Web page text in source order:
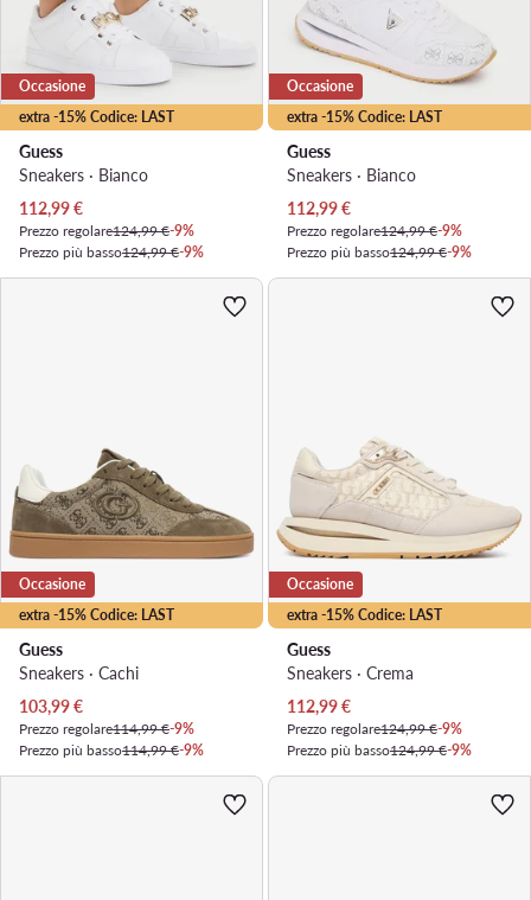
extra -15% Codice: LAST
Occasione
Guess
Sneakers · Bianco
Prezzo attuale
112,99€
Prezzo regolare124,99 €-9%
Prezzo più basso124,99 €-9%
extra -15% Codice: LAST
Occasione
Guess
Sneakers · Bianco
Prezzo attuale
112,99€
Prezzo regolare124,99 €-9%
Prezzo più basso124,99 €-9%
extra -15% Codice: LAST
Occasione
Guess
Sneakers · Cachi
Prezzo attuale
103,99€
Prezzo regolare114,99 €-9%
Prezzo più basso114,99 €-9%
extra -15% Codice: LAST
Occasione
Guess
Sneakers · Crema
Prezzo attuale
112,99€
Prezzo regolare124,99 €-9%
Prezzo più basso124,99 €-9%